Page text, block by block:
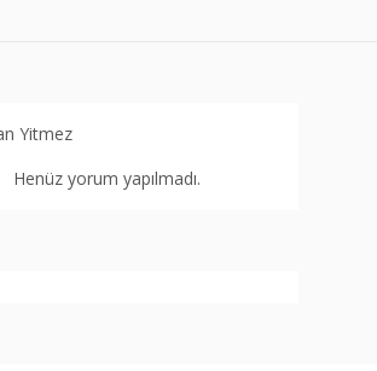
Henüz yorum yapılmadı.